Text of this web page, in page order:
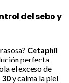
del sebo y
Cetaphil
perfecta.
el exceso de
30y calma la piel